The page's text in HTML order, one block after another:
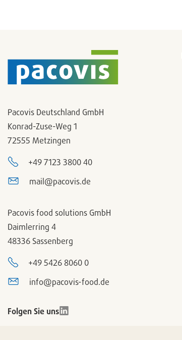
Pacovis Deutschland GmbH
Konrad-Zuse-Weg 1
72555 Metzingen
+49 7123 3800 40
mail@pacovis.de
Pacovis food solutions GmbH
Daimlerring 4
48336 Sassenberg
+49 5426 8060 0
info@pacovis-food.de
Folgen Sie uns